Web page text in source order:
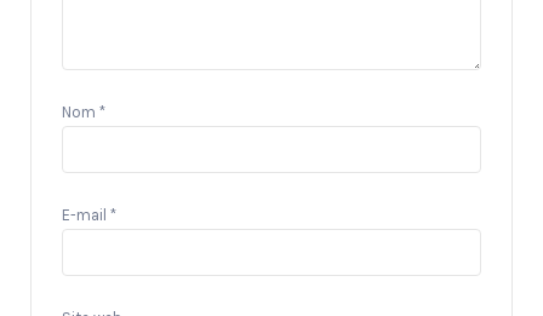
Nom *
E-mail *